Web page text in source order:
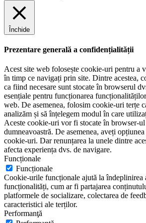
Închide
Prezentare generală a confidențialității
Acest site web folosește cookie-uri pentru a
în timp ce navigați prin site. Dintre acestea,
ca fiind necesare sunt stocate în browserul
esențiale pentru funcționarea
web. De asemenea, folosim cookie-uri terțe
analizăm și să înțelegem modul în care
Aceste cookie-uri vor fi stocate în browser-
dumneavoastră. De asemenea, aveți
cookie-uri. Dar renunțarea la unele dintre
afecta experiența dvs. de navigare.
Funcționale
Funcționale
Cookie-urile funcționale ajută la îndeplinirea
funcționalități, cum ar fi partajarea
platformele de socializare, colectarea de
caracteristici ale terților.
Performanţă